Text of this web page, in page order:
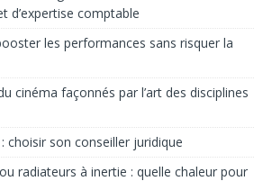
d’expertise comptable
les performances sans risquer la
cinéma façonnés par l’art des disciplines
choisir son conseiller juridique
radiateurs à inertie : quelle chaleur pour